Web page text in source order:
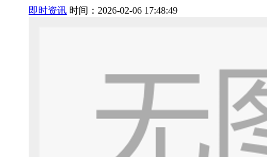
即时资讯 时间：2026-02-06 17:48:49